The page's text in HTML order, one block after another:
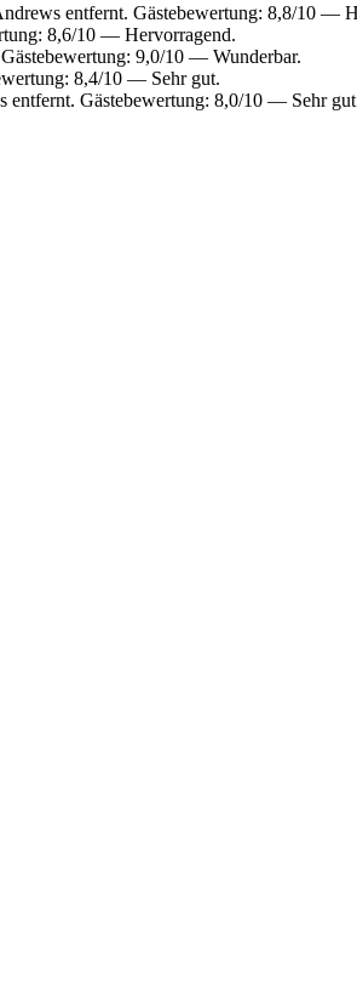
entfernt. Gästebewertung: 8,8/10 —
8,6/10 — Hervorragend.
9,0/10 — Wunderbar.
8,4/10 — Sehr gut.
Gästebewertung: 8,0/10 — Sehr